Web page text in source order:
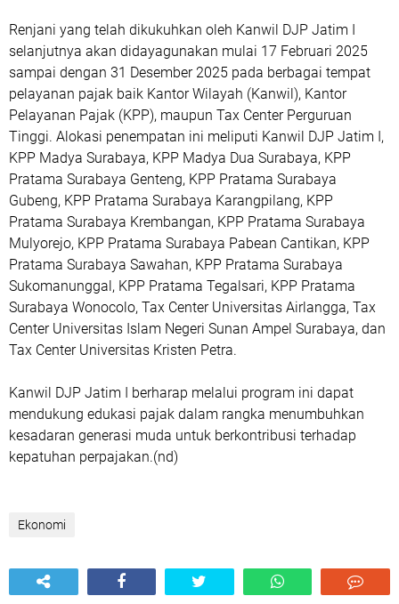
Renjani yang telah dikukuhkan oleh Kanwil DJP Jatim I
selanjutnya akan didayagunakan mulai 17 Februari 2025
sampai dengan 31 Desember 2025 pada berbagai tempat
pelayanan pajak baik Kantor Wilayah (Kanwil), Kantor
Pelayanan Pajak (KPP), maupun Tax Center Perguruan
Tinggi. Alokasi penempatan ini meliputi Kanwil DJP Jatim I,
KPP Madya Surabaya, KPP Madya Dua Surabaya, KPP
Pratama Surabaya Genteng, KPP Pratama Surabaya
Gubeng, KPP Pratama Surabaya Karangpilang, KPP
Pratama Surabaya Krembangan, KPP Pratama Surabaya
Mulyorejo, KPP Pratama Surabaya Pabean Cantikan, KPP
Pratama Surabaya Sawahan, KPP Pratama Surabaya
Sukomanunggal, KPP Pratama Tegalsari, KPP Pratama
Surabaya Wonocolo, Tax Center Universitas Airlangga, Tax
Center Universitas Islam Negeri Sunan Ampel Surabaya, dan
Tax Center Universitas Kristen Petra.
Kanwil DJP Jatim I berharap melalui program ini dapat
mendukung edukasi pajak dalam rangka menumbuhkan
kesadaran generasi muda untuk berkontribusi terhadap
kepatuhan perpajakan.(nd)
Ekonomi